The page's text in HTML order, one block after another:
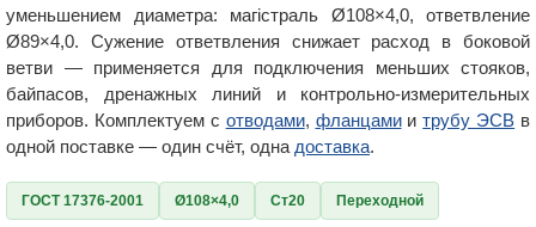
уменьшением диаметра: магістраль Ø108×4,0, ответвление
Ø89×4,0. Сужение ответвления снижает расход в боковой
ветви — применяется для подключения меньших стояков,
байпасов, дренажных линий и контрольно-измерительных
приборов. Комплектуем с отводами, фланцамиитрубу ЭСВ в
одной поставке — один счёт, одна доставка.
ГОСТ 17376-2001 Ø108×4,0 Ст20 Переходной